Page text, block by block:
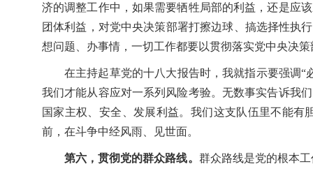
济的调整工作中，如果需要牺牲局部的利益，还是应
团体利益，对党中央决策部署打擦边球、搞选择性执
想问题、办事情，一切工作都要以贯彻落实党中央决
在主持起草党的十八大报告时，我就指示要强调
我们才能从容应对一系列风险考验。无数事实告诉我
国家主权、安全、发展利益。我们这支队伍里不能
前，在斗争中经风雨、见世面。
第六，贯彻党的群众路线。 群众路线是党的根本